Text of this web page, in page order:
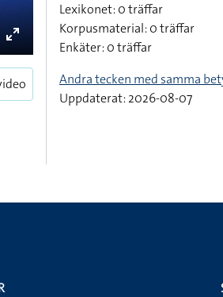
Enter
fullscreen
Lexikonet: 0 träffar
Korpusmaterial: 0 träffar
Enkäter: 0 träffar
Andra tecken med samma
Uppdaterat: 2026-08-07